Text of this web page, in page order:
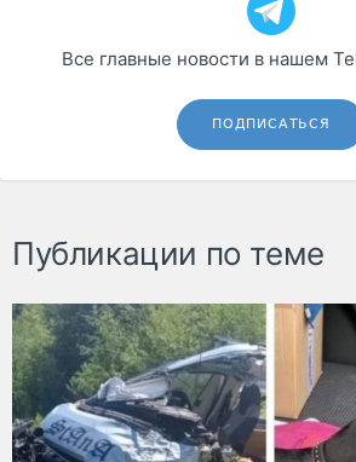
Все главные новости в нашем
ПОДПИСАТЬСЯ
Публикации по теме